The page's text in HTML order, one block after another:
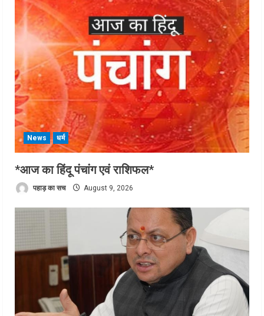
News धर्म
*आज का हिंदू पंचांग एवं राशिफल*
पहाड़ का सच August 9, 2026